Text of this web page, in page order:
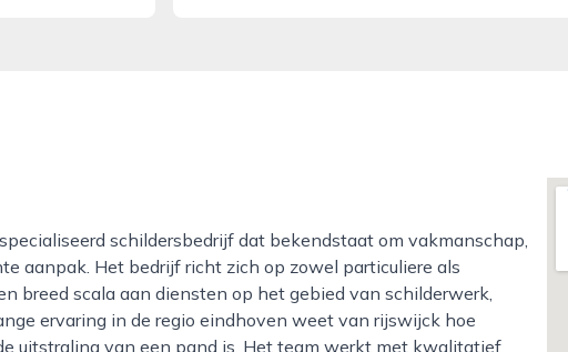
aanpak. Het bedrijf richt zich op zowel particuliere als
breed scala aan diensten op het gebied van schilderwerk,
ervaring in de regio eindhoven weet van rijswijck hoe
uitstraling van een pand is. Het team werkt met kwalitatief